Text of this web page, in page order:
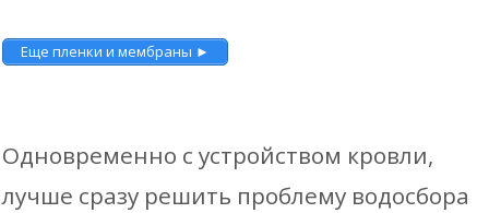
Еще пленки и мембраны ►
Одновременно с устройством кровли,
лучше сразу решить проблему водосбора